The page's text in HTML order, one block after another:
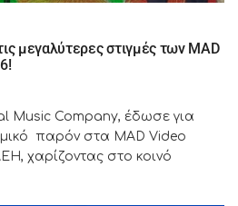
μεγαλύτερες στιγμές των MAD
Music Company, έδωσε για
παρόν στα MAD Video
χαρίζοντας στο κοινό